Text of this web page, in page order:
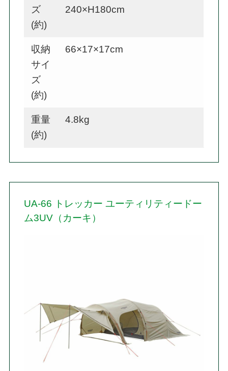
ズ
(約)
240×H180cm
収納
サイ
ズ
(約)
66×17×17cm
重量
(約)
4.8kg
UA-66 トレッカー ユーティリティードー
ム3UV（カーキ）